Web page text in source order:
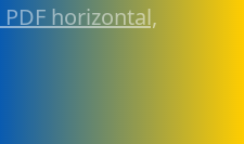
horizontal,